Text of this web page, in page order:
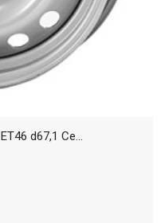
d67,1 Се...